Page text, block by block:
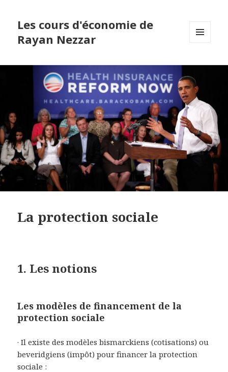
Les cours d'économie de
Rayan Nezzar
WIDGETS
La protection sociale
1. Les notions
Les modèles de financement de la
protection sociale
·Il existe des modèles bismarckiens (cotisations) ou
beveridgiens (impôt)pour financer la protection
sociale :